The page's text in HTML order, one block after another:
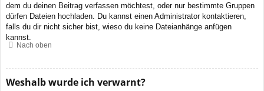
dem du deinen Beitrag verfassen möchtest, oder nur bestimmte Gruppen
dürfen Dateien hochladen. Du kannst einen Administrator kontaktieren,
falls du dir nicht sicher bist, wieso du keine Dateianhänge anfügen
kannst.
Nach oben
Weshalb wurde ich verwarnt?